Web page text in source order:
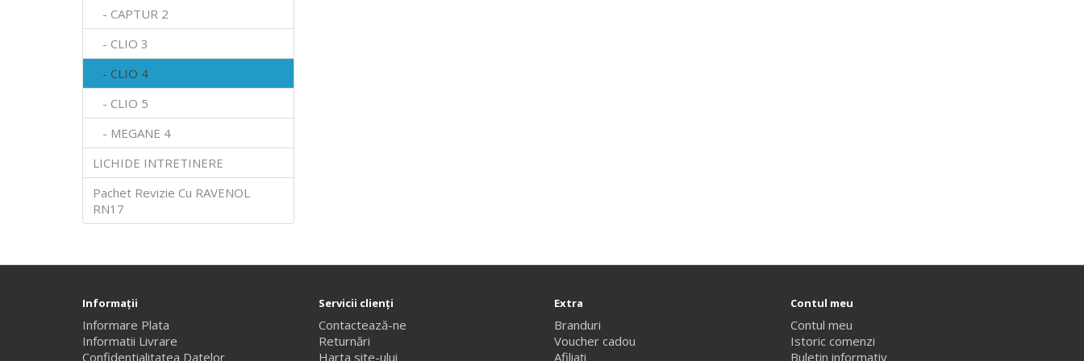
- CAPTUR 2
- CLIO 3
- CLIO 4
- CLIO 5
- MEGANE 4
LICHIDE INTRETINERE
Pachet Revizie Cu RAVENOL
RN17
Informaţii
Informare Plata
Informatii Livrare
Confidentialitatea Datelor
Servicii clienţi
Contactează-ne
Returnări
Harta site-ului
Extra
Branduri
Voucher cadou
Afiliaţi
Contul meu
Contul meu
Istoric comenzi
Buletin informativ